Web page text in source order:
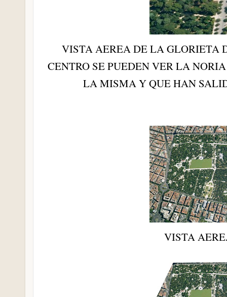
VISTA AEREA DE LA GLORIETA
CENTRO SE PUEDEN VER LA
LA MISMA Y QUE HAN
VISTA